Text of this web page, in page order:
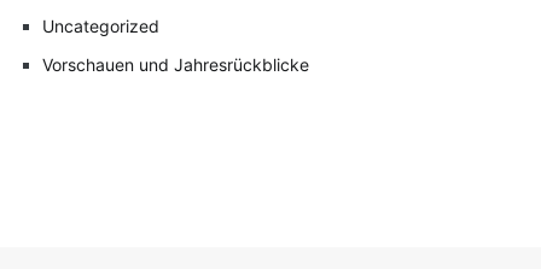
Uncategorized
Vorschauen und Jahresrückblicke